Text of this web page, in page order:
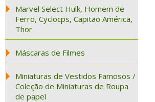
Marvel Select Hulk, Homem de
Ferro, Cyclocps, Capitão América,
Thor
Máscaras de Filmes
Miniaturas de Vestidos Famosos /
Coleção de Miniaturas de Roupa
de papel